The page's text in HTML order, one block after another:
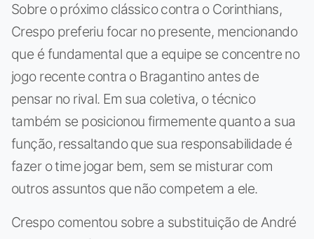
Sobre o próximo clássico contra o Corinthians,
Crespo preferiu focar no presente, mencionando
que é fundamental que a equipe se concentre no
jogo recente contra o Bragantino antes de
pensar no rival. Em sua coletiva, o técnico
também se posicionou firmemente quanto a sua
função, ressaltando que sua responsabilidade é
fazer o time jogar bem, sem se misturar com
outros assuntos que não competem a ele.
Crespo comentou sobre a substituição de André